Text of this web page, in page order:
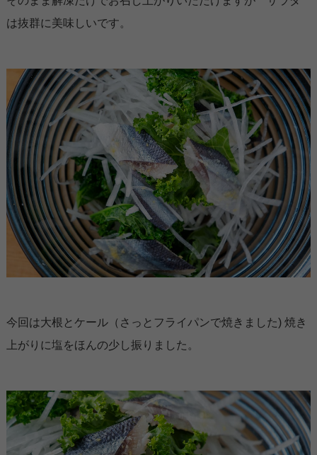
は抜群に美味しいです。
今回は大根とケール（さっとフライパンで焼きました) 焼き
上がりに塩をほんの少し振りました。